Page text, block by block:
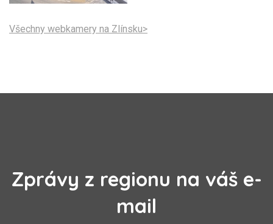
Všechny webkamery na Zlínsku>
Zprávy z regionu na váš e-
mail